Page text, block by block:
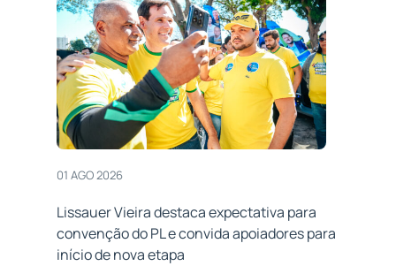
01 AGO 2026
Lissauer Vieira destaca expectativa para
convenção do PL e convida apoiadores para
início de nova etapa